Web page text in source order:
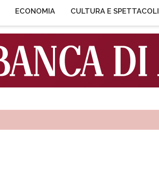
ECONOMIA CULTURA E SPETTACOLI